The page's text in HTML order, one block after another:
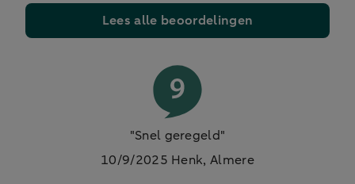
Lees alle beoordelingen
"Snel geregeld"
10/9/2025 Henk, Almere